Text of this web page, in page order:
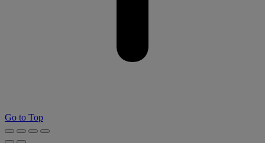
Go to Top